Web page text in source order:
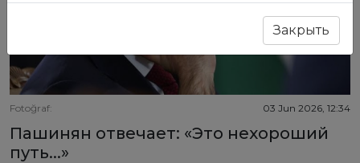
Fotoğraf: 03 Jun 2026, 12:34
Пашинян отвечает: «Это нехороший
путь...»
Закрыть